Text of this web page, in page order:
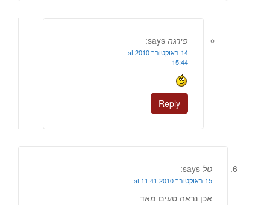
פירגה says:
14 באוקטובר 2010 at
15:44
Reply
טל says:
15 באוקטובר 2010 at 11:41
אכן נראה טעים מאד